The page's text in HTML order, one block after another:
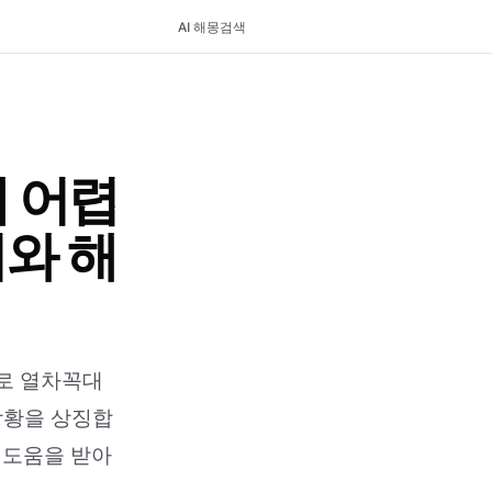
AI 해몽검색
어렵
해
열차꼭대
을 상징합
움을 받아